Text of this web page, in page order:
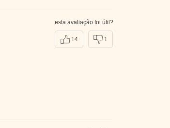
esta avaliação foi útil?
14 1